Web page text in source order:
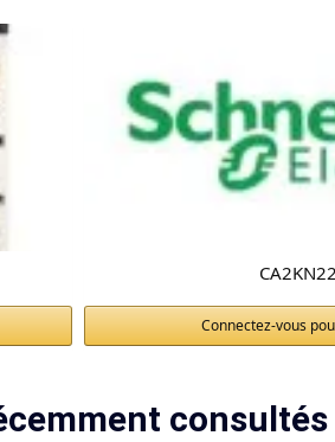
Connectez-vous
consultés